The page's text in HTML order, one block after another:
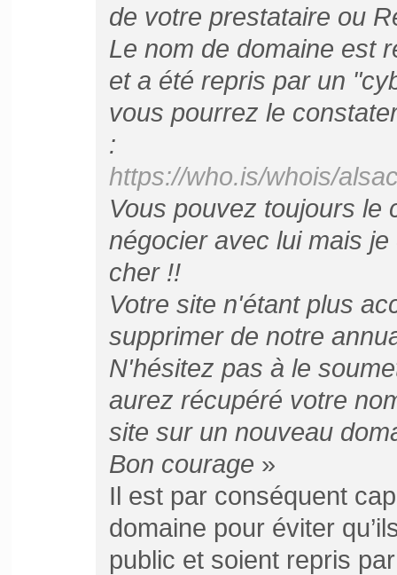
de votre prestataire ou
Le nom de domaine est
et a été repris par un
vous pourrez le
:
https://who.is/whois/
Vous pouvez toujours le
négocier avec lui mais
cher !!
Votre site n'étant plus
supprimer de notre
N'hésitez pas à le
aurez récupéré votre
site sur un nouveau
Bon courage »
Il est par conséquent
domaine pour éviter
public et soient repris